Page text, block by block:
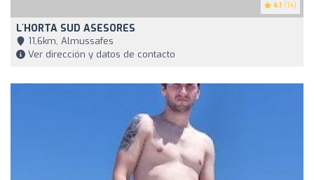
4.1 (14)
L´HORTA SUD ASESORES
11,6km, Almussafes
Ver dirección y datos de contacto